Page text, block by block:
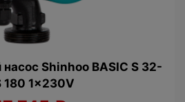
Shinhoo BASIC S 32-
180 1x230V